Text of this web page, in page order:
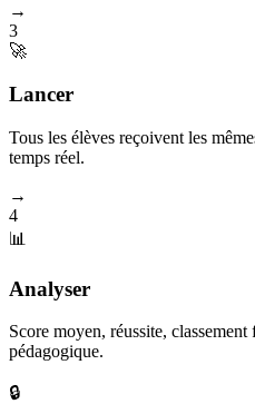
→
3
🚀
Lancer
Tous les élèves reçoivent les
temps réel.
→
4
📊
Analyser
Score moyen, réussite,
pédagogique.
🔒